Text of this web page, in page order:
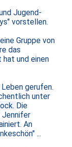
Jugend-
vorstellen.
Gruppe von
das
hat und einen
Leben gerufen.
unter
Die
Jennifer
An
...